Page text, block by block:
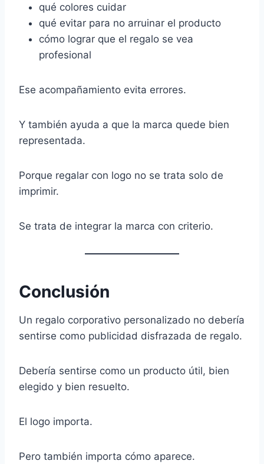
qué colores cuidar
qué evitar para no arruinar el producto
cómo lograr que el regalo se vea
profesional
Ese acompañamiento evita errores.
Y también ayuda a que la marca quede bien
representada.
Porque regalar con logo no se trata solo de
imprimir.
Se trata de integrar la marca con criterio.
Conclusión
Un regalo corporativo personalizado no debería
sentirse como publicidad disfrazada de regalo.
Debería sentirse como un producto útil, bien
elegido y bien resuelto.
El logo importa.
Pero también importa cómo aparece.